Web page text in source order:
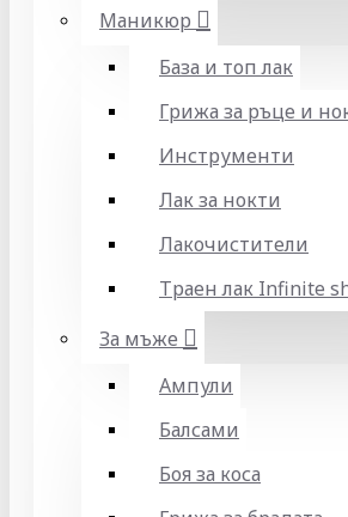
Маникюр
База и топ лак
Грижа за ръце и
Инструменти
Лак за нокти
Лакочистители
Траен лак Infinite
За мъже
Ампули
Балсами
Боя за коса